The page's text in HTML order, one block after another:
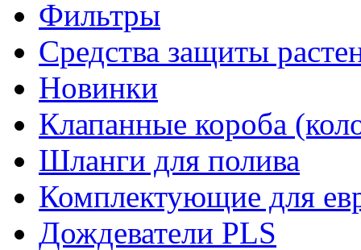
Фильтры
Средства защиты
Новинки
Клапанные короба
Шланги для полива
Комплектующие для
Дождеватели PLS